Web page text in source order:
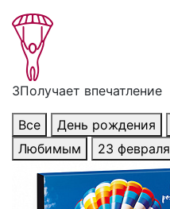
3Получает впечатление
Все День рождения
Любимым
23 февраля